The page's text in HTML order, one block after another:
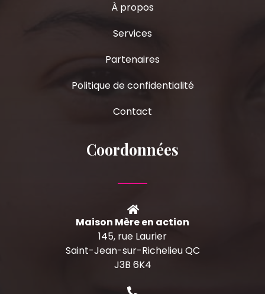
À propos
Services
Partenaires
Politique de confidentialité
Contact
Coordonnées
Maison Mère en action
145, rue Laurier
Saint-Jean-sur-Richelieu QC
J3B 6K4